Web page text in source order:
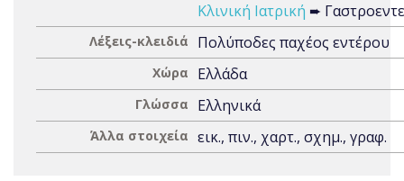
Κλινική Ιατρική ➨
Λέξεις-κλειδιά Πολύποδες παχέος εντέρου
Χώρα Ελλάδα
Γλώσσα Ελληνικά
Άλλα στοιχεία εικ., πιν., χαρτ., σχημ., γραφ.